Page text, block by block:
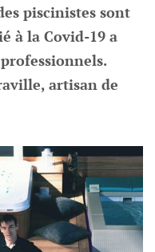
piscinistes sont
à la Covid-19 a
artisan de